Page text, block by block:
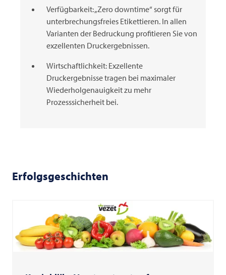
Verfügbarkeit: „Zero downtime“ sorgt für
unterbrechungsfreies Etikettieren. In allen
Varianten der Bedruckung profitieren Sie von
exzellenten Druckergebnissen.
Wirtschaftlichkeit: Exzellente
Druckergebnisse tragen bei maximaler
Wiederholgenauigkeit zu mehr
Prozesssicherheit bei.
Erfolgsgeschichten